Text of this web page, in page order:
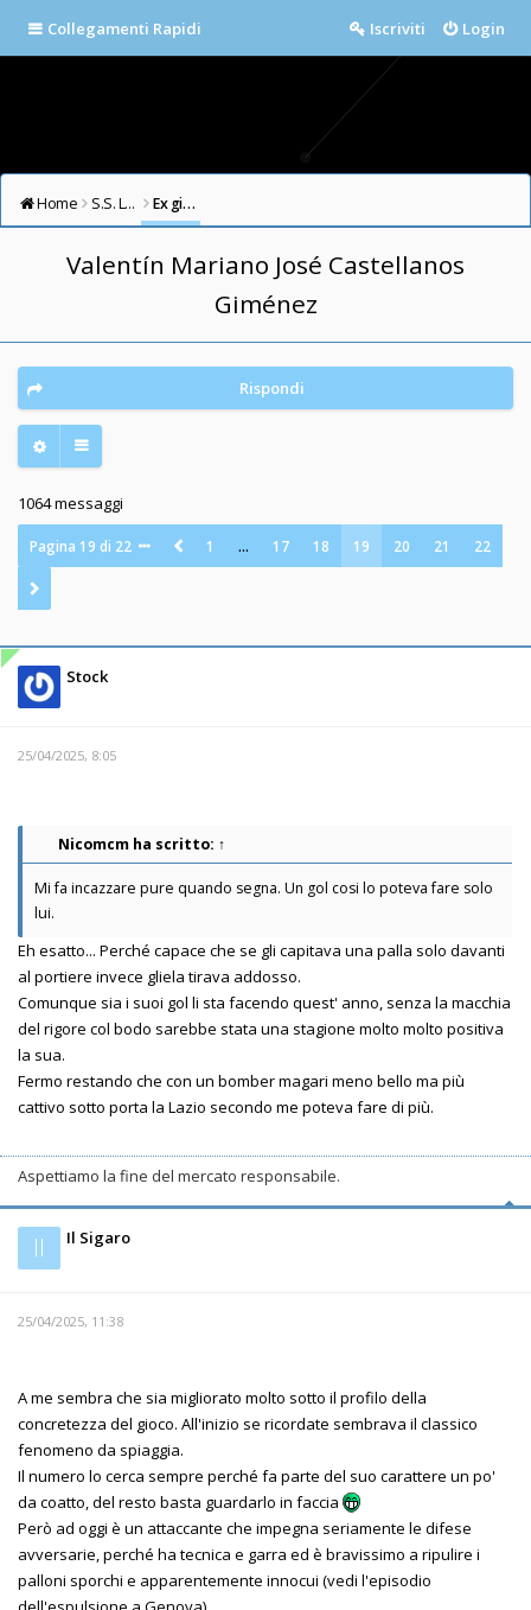
Collegamenti Rapidi Login
Iscriviti
Home S.S. LAZIO FORUM Ex giocatori della Lazio
Valentín Mariano José Castellanos
Giménez
Rispondi
1064 messaggi
Pagina 19 di 22 1 … 17 18 19 20 21 22
Stock
25/04/2025, 8:05
Nicomcm ha scritto: ↑
Mi fa incazzare pure quando segna. Un gol cosi lo poteva fare solo
lui.
Eh esatto... Perché capace che se gli capitava una palla solo davanti
al portiere invece gliela tirava addosso.
Comunque sia i suoi gol li sta facendo quest' anno, senza la macchia
del rigore col bodo sarebbe stata una stagione molto molto positiva
la sua.
Fermo restando che con un bomber magari meno bello ma più
cattivo sotto porta la Lazio secondo me poteva fare di più.
Aspettiamo la fine del mercato responsabile.
Il Il Sigaro
25/04/2025, 11:38
A me sembra che sia migliorato molto sotto il profilo della
concretezza del gioco. All'inizio se ricordate sembrava il classico
fenomeno da spiaggia.
Il numero lo cerca sempre perché fa parte del suo carattere un po'
da coatto, del resto basta guardarlo in faccia
Però ad oggi è un attaccante che impegna seriamente le difese
avversarie, perché ha tecnica e garra ed è bravissimo a ripulire i
palloni sporchi e apparentemente innocui (vedi l'episodio